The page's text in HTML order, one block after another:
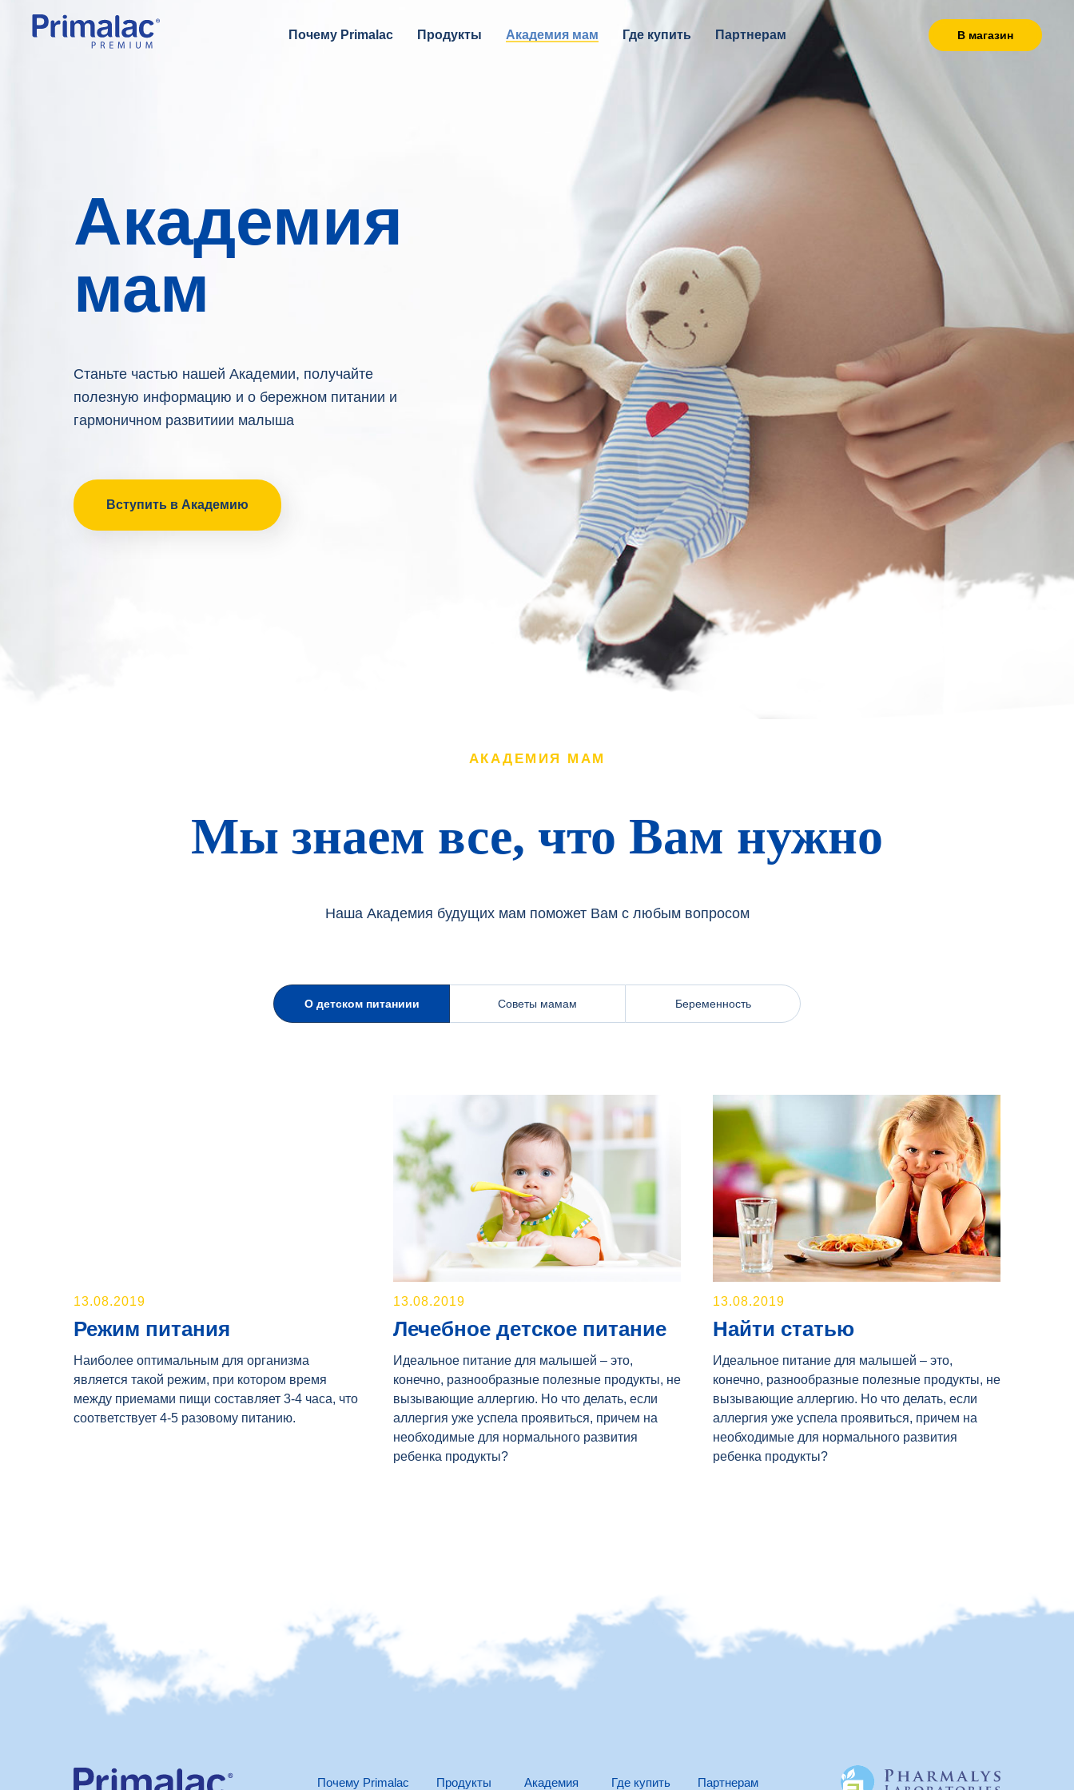
Почему Primalac Продукты Академия мам Где купить Партнерам В магазин
Станьте частью нашей Академии, получайте
полезную информацию и о бережном питании и
гармоничном развитиии малыша
Академия
мам
Вступить в Академию
АКАДЕМИЯ МАМ
Мы знаем все, что Вам нужно
Наша Академия будущих мам поможет Вам с любым вопросом
О детском питаниии Советы мамам Беременность
13.08.2019
Режим питания
Наиболее оптимальным для организма
является такой режим, при котором время
между приемами пищи составляет 3-4 часа, что
соответствует 4-5 разовому питанию.
13.08.2019
Лечебное детское питание
Идеальное питание для малышей – это,
конечно, разнообразные полезные продукты, не
вызывающие аллергию. Но что делать, если
аллергия уже успела проявиться, причем на
необходимые для нормального развития
ребенка продукты?
13.08.2019
Найти статью
Идеальное питание для малышей – это,
конечно, разнообразные полезные продукты, не
вызывающие аллергию. Но что делать, если
аллергия уже успела проявиться, причем на
необходимые для нормального развития
ребенка продукты?
Почему Primalac Продукты Академия Партнерам
Где купить